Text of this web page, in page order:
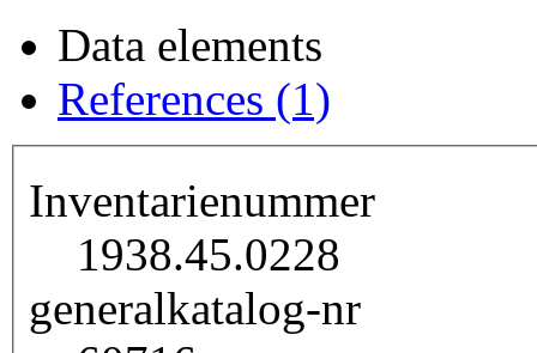
Data elements
References (1)
Inventarienummer
1938.45.0228
generalkatalog-nr